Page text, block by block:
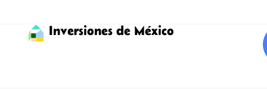
Inversiones de México